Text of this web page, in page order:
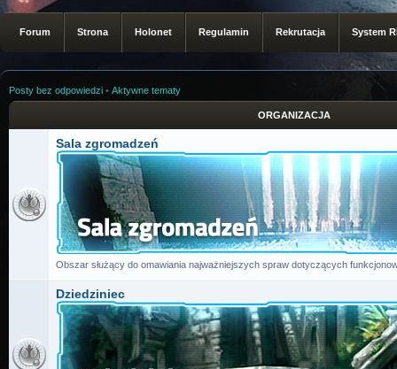
Forum Strona Holonet Regulamin Rekrutacja System
Posty bez odpowiedzi • Aktywne tematy
ORGANIZACJA
Sala zgromadzeń
Obszar służący do omawiania najważniejszych spraw dotyczących
Dziedziniec